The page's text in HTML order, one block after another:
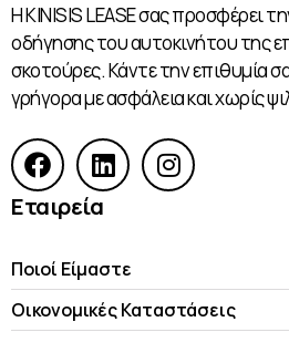
Η KINISIS LEASE σας προσφέρει
οδήγησης του αυτοκινήτου της
σκοτούρες. Κάντε την επιθυμία
γρήγορα με ασφάλεια και χωρίς
Εταιρεία
Ποιοί Είμαστε
Οικονομικές Kαταστάσεις